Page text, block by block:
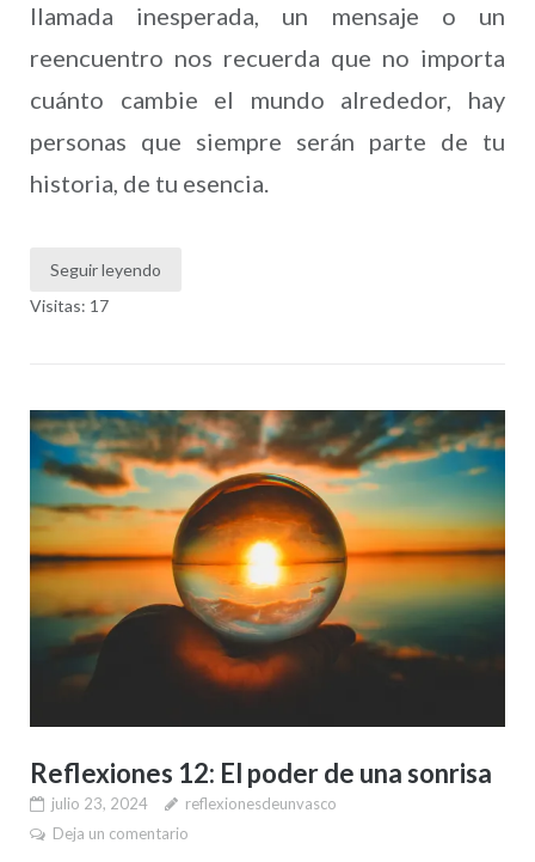
llamada inesperada, un mensaje o un
reencuentro nos recuerda que no importa
cuánto cambie el mundo alrededor, hay
personas que siempre serán parte de tu
historia, de tu esencia.
Seguir leyendo
Visitas: 17
Reflexiones 12: El poder de una sonrisa
julio 23, 2024
reflexionesdeunvasco
Deja un comentario